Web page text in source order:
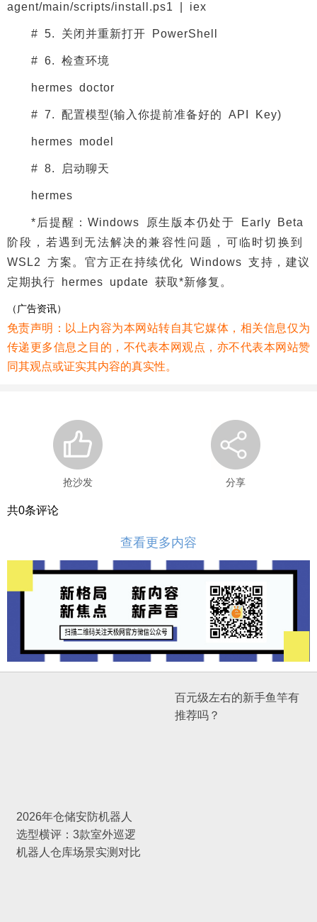
agent/main/scripts/install.ps1 | iex
# 5. 关闭并重新打开 PowerShell
# 6. 检查环境
hermes doctor
# 7. 配置模型(输入你提前准备好的 API Key)
hermes model
# 8. 启动聊天
hermes
*后提醒：Windows 原生版本仍处于 Early Beta
阶段，若遇到无法解决的兼容性问题，可临时切换到
WSL2 方案。官方正在持续优化 Windows 支持，建议
定期执行 hermes update 获取*新修复。
（广告资讯）
免责声明：以上内容为本网站转自其它媒体，相关信息仅为
传递更多信息之目的，不代表本网观点，亦不代表本网站赞
同其观点或证实其内容的真实性。
抢沙发 分享
共0条评论
查看更多内容
百元级左右的新手鱼竿有
推荐吗？
2026年仓储安防机器人
选型横评：3款室外巡逻
机器人仓库场景实测对比